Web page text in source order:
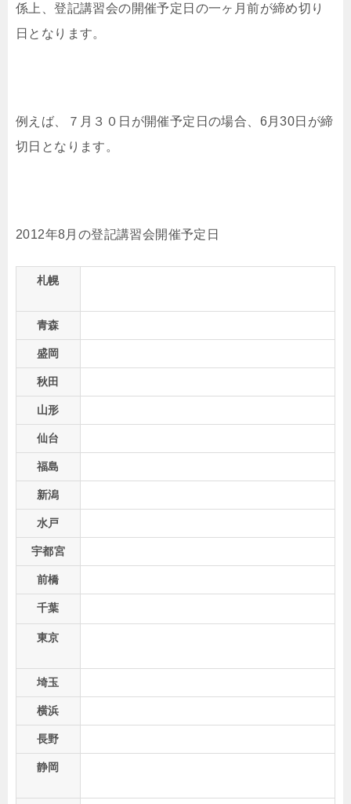
係上、登記講習会の開催予定日の一ヶ月前が締め切り
日となります。
例えば、７月３０日が開催予定日の場合、6月30日が締
切日となります。
2012年8月の登記講習会開催予定日
札幌
青森
盛岡
秋田
山形
仙台
福島
新潟
水戸
宇都宮
前橋
千葉
東京
埼玉
横浜
長野
静岡